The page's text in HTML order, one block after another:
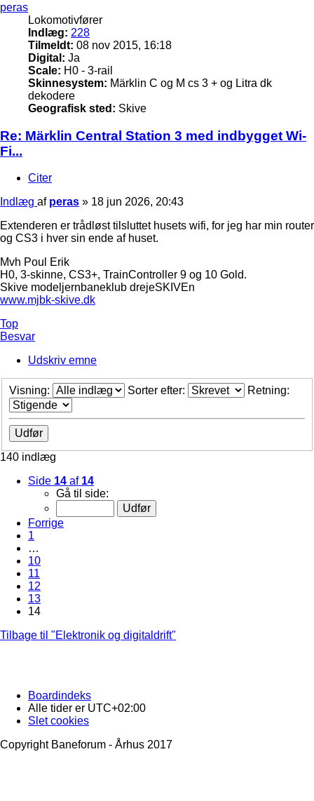
peras
Lokomotivfører
Indlæg: 228
Tilmeldt: 08 nov 2015, 16:18
Digital: Ja
Scale: H0 - 3-rail
Skinnesystem: Märklin C og M cs 3 + og Litra dk
dekodere
Geografisk sted: Skive
Re: Märklin Central Station 3 med indbygget Wi-
Fi...
Citer
Indlæg af peras » 18 jun 2026, 20:43
Extenderen er trådløst tilsluttet husets wifi, for jeg har min router
og CS3 i hver sin ende af huset.
Mvh Poul Erik
H0, 3-skinne, CS3+, TrainController 9 og 10 Gold.
Skive modeljernbaneklub drejeSKIVEn
www.mjbk-skive.dk
Top
Besvar
Udskriv emne
Visning: Sorter efter: Retning:
140 indlæg
Side 14 af 14
Gå til side:
Forrige
1
…
10
11
12
13
14
Tilbage til "Elektronik og digitaldrift"
Boardindeks
Alle tider er UTC+02:00
Slet cookies
Copyright Baneforum - Århus 2017